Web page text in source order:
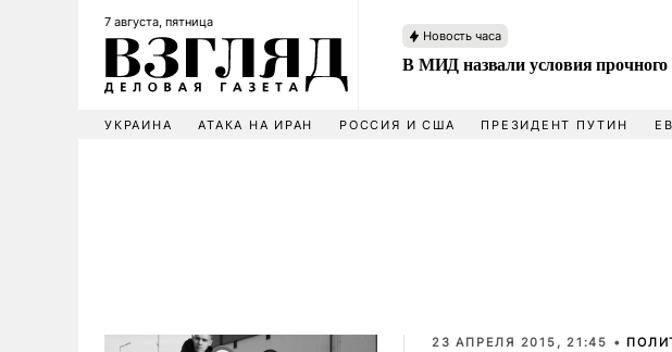
7 августа, пятница
Новость часа
В МИД назвали условия
УКРАИНА АТАКА НА ИРАН РОССИЯ И США ПРЕЗИДЕНТ ПУТИН
23 АПРЕЛЯ 2015, 21:45 •